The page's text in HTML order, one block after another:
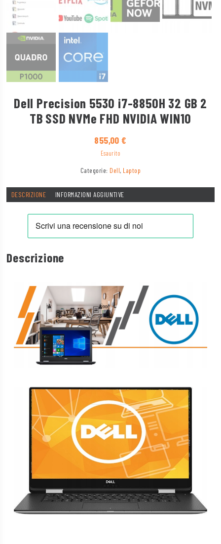
Dell Precision 5530 i7-8850H 32 GB 2
TB SSD NVMe FHD NVIDIA WIN10
855,00€
Esaurito
Categorie: Dell, Laptop
DESCRIZIONE INFORMAZIONI AGGIUNTIVE
Descrizione